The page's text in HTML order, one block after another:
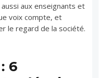
aux enseignants et
voix compte, et
le regard de la société.
6